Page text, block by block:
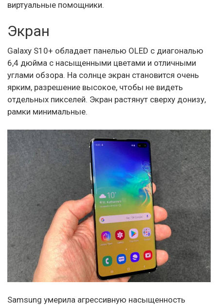
виртуальные помощники.
Экран
Galaxy S10+ обладает панелью OLED с диагональю
6,4 дюйма с насыщенными цветами и отличными
углами обзора. На солнце экран становится очень
ярким, разрешение высокое, чтобы не видеть
отдельных пикселей. Экран растянут сверху донизу,
рамки минимальные.
Samsung умерила агрессивную насыщенность